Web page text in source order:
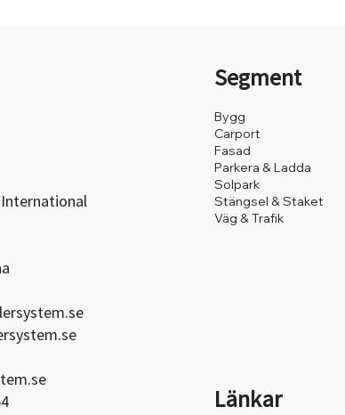
Segment
Bygg
Carport
Fasad
Parkera & Ladda
Solpark
Stängsel & Staket
Väg & Trafik
Länkar